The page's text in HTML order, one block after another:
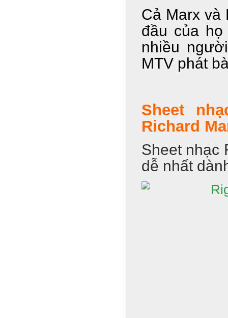
Cả Marx và
đầu của
nhiều
MTV phát
Sheet
Richard
Sheet nhạc
dễ nhất